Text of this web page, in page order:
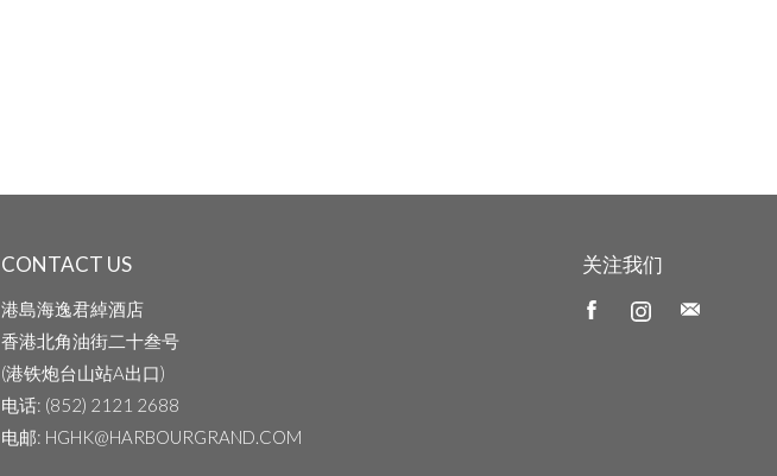
CONTACT US
港島海逸君綽酒店
香港北角油街二十叁号
(港铁炮台山站A出口)
电话: (852) 2121 2688
电邮: HGHK@HARBOURGRAND.COM
关注我们